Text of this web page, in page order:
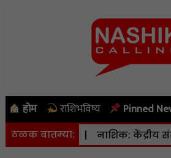
होम राशिभविष्य Pinned
ठळक बातम्या:
स्केल | नाशिक: केंद्रीय संस्कृत